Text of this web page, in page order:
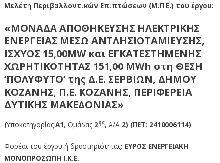
Μελέτη Περιβαλλοντικών Επιπτώσεων (Μ.Π.Ε.) του έργου:
«ΜΟΝΑΔΑ ΑΠΟΘΗΚΕΥΣΗΣ ΗΛΕΚΤΡΙΚΗΣ
ΕΝΕΡΓΕΙΑΣ ΜΕΣΩ ΑΝΤΛΗΣΙΟΤΑΜΙΕΥΣΗΣ,
ΙΣΧΥΟΣ 15,00ΜW και ΕΓΚΑΤΕΣΤΗΜΕΝΗΣ
ΧΩΡΗΤΙΚΟΤΗΤΑΣ 151,00 MWh στη ΘΕΣΗ
‘ΠΟΛΥΦΥΤΟ’ της Δ.Ε. ΣΕΡΒΙΩΝ, ΔΗΜΟΥ
ΚΟΖΑΝΗΣ, Π.Ε. ΚΟΖΑΝΗΣ, ΠΕΡΙΦΕΡΕΙΑ
ΔΥΤΙΚΗΣ ΜΑΚΕΔΟΝΙΑΣ»
(Υποκατηγορίας Α1, Ομάδας2ης, Α/Α 2) (ΠΕΤ: 2410006114)
Φορέας του έργου ή δραστηριότητας: ΕΥΡΟΣ ΕΝΕΡΓΕΙΑΚΗ
ΜΟΝΟΠΡΟΣΩΠΗ Ι.Κ.Ε.